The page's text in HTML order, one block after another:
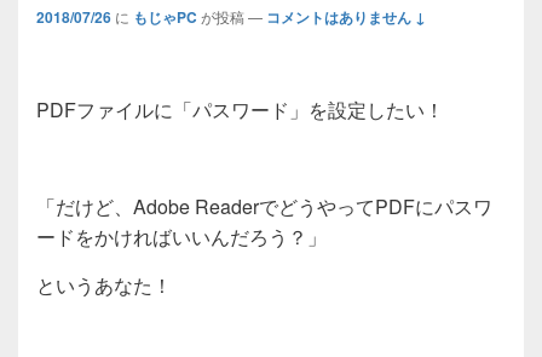
2018/07/26 に もじゃPC が投稿 — コメントはありません ↓
PDFファイルに「パスワード」を設定したい！
「だけど、Adobe ReaderでどうやってPDFにパスワ
ードをかければいいんだろう？」
というあなた！